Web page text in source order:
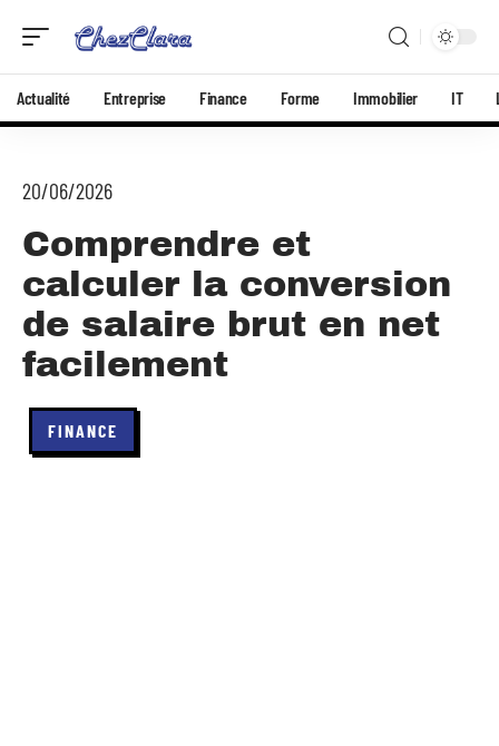
Actualité Entreprise Finance Forme Immobilier IT
20/06/2026
Comprendre et
calculer la conversion
de salaire brut en net
facilement
FINANCE